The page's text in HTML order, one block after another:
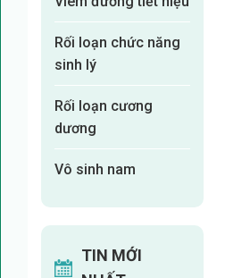
Rối loạn chức năng
sinh lý
Rối loạn cương
dương
Vô sinh nam
TIN MỚI